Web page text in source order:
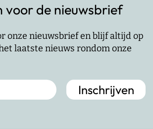
voor de nieuwsbrief
onze nieuwsbrief en blijf altijd op
laatste nieuws rondom onze